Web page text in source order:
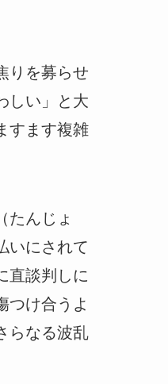
りを募らせ
しい」と大
すます複雑
たんじょ
いにされて
直談判しに
つけ合うよ
らなる波乱